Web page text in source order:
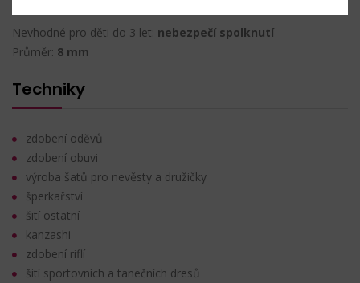
Nevhodné pro děti do 3 let: nebezpečí spolknutí
Průměr: 8 mm
Techniky
zdobení oděvů
zdobení obuvi
výroba šatů pro nevěsty a družičky
šperkařství
šití ostatní
kanzashi
zdobení riflí
šití sportovních a tanečních dresů